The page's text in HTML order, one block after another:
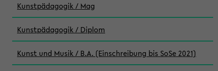
Kunstpädagogik / Mag
Kunstpädagogik / Diplom
Kunst und Musik / B.A. (Einschreibung bis SoSe 2021)